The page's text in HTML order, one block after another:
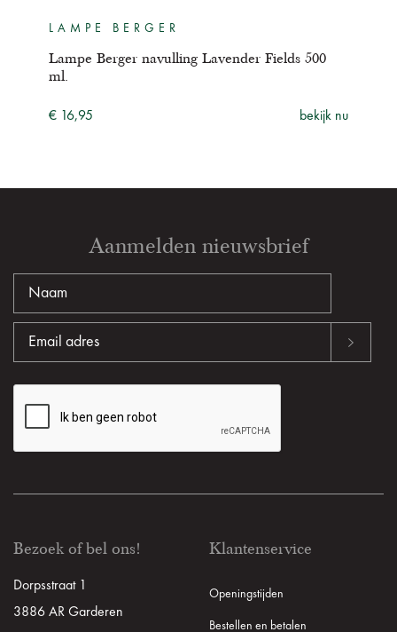
LAMPE BERGER
Lampe Berger navulling Lavender Fields 500
ml.
€ 16,95 bekijk nu
Aanmelden nieuwsbrief
Bezoek of bel ons!
Dorpsstraat 1
3886 AR Garderen
Klantenservice
Openingstijden
Bestellen en betalen